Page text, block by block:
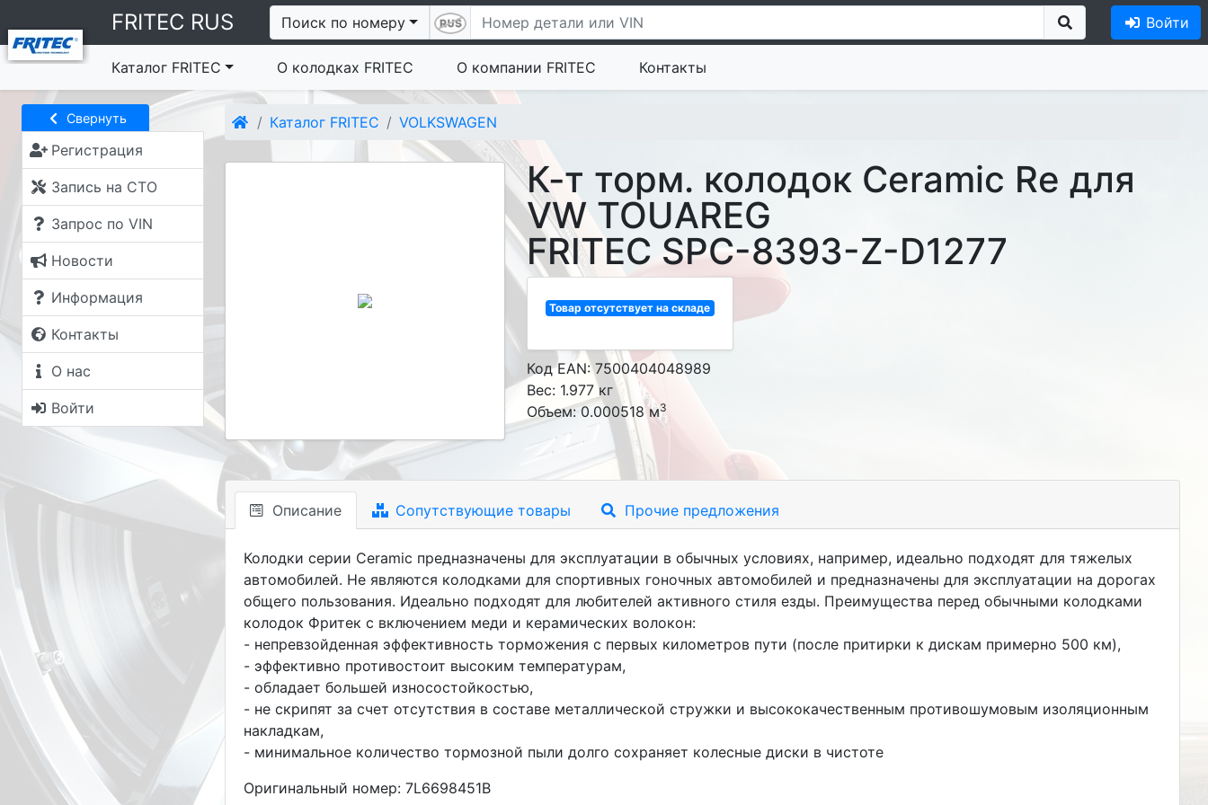
FRITEC RUS Поиск по номеру Войти
Каталог FRITEC О колодках FRITEC О компании FRITEC Контакты
Свернуть
Регистрация
Запись на СТО
Запрос по VIN
Новости
Информация
Контакты
О нас
Войти
Каталог FRITEC VOLKSWAGEN
К-т торм. колодок Ceramic Re для
VW TOUAREG
FRITEC SPC-8393-Z-D1277
Товар отсутствует на складе
Код EAN: 7500404048989
Вес: 1.977 кг
Объем: 0.000518 м3
Описание Сопутствующие товары Прочие предложения
Колодки серии Ceramic предназначены для эксплуатации в обычных условиях, например, идеально подходят для тяжелых
автомобилей. Не являются колодками для спортивных гоночных автомобилей и предназначены для эксплуатации на дорогах
общего пользования. Идеально подходят для любителей активного стиля езды. Преимущества перед обычными колодками
колодок Фритек с включением меди и керамических волокон:
- непревзойденная эффективность торможения с первых километров пути (после притирки к дискам примерно 500 км),
- эффективно противостоит высоким температурам,
- обладает большей износостойкостью,
- не скрипят за счет отсутствия в составе металлической стружки и высококачественным противошумовым изоляционным
накладкам,
- минимальное количество тормозной пыли долго сохраняет колесные диски в чистоте
Оригинальный номер: 7L6698451B